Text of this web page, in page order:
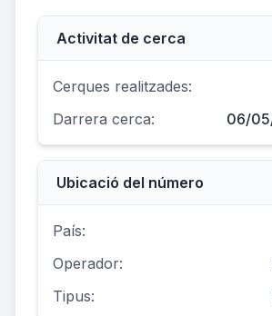
Activitat de cerca
Cerques realitzades:
Darrera cerca:
06/
Ubicació del número
País:
Operador:
Tipus: